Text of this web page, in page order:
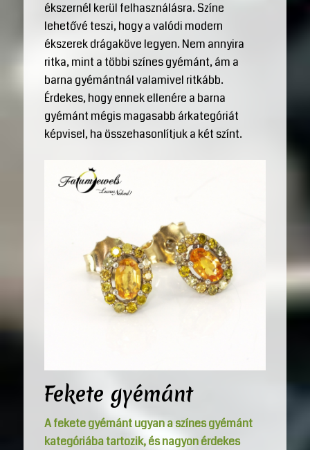
ékszernél kerül felhasználásra. Színe
lehetővé teszi, hogy a valódi modern
ékszerek drágaköve legyen. Nem annyira
ritka, mint a többi színes gyémánt, ám a
barna gyémántnál valamivel ritkább.
Érdekes, hogy ennek ellenére a barna
gyémánt mégis magasabb árkategóriát
képvisel, ha összehasonlítjuk a két színt.
Fekete gyémánt
A fekete gyémánt ugyan a színes gyémánt
kategóriába tartozik, és nagyon érdekes